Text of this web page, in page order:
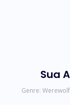
Sua
Genre: Werewolf